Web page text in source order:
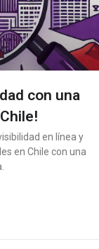
con una
en línea y
en Chile con una